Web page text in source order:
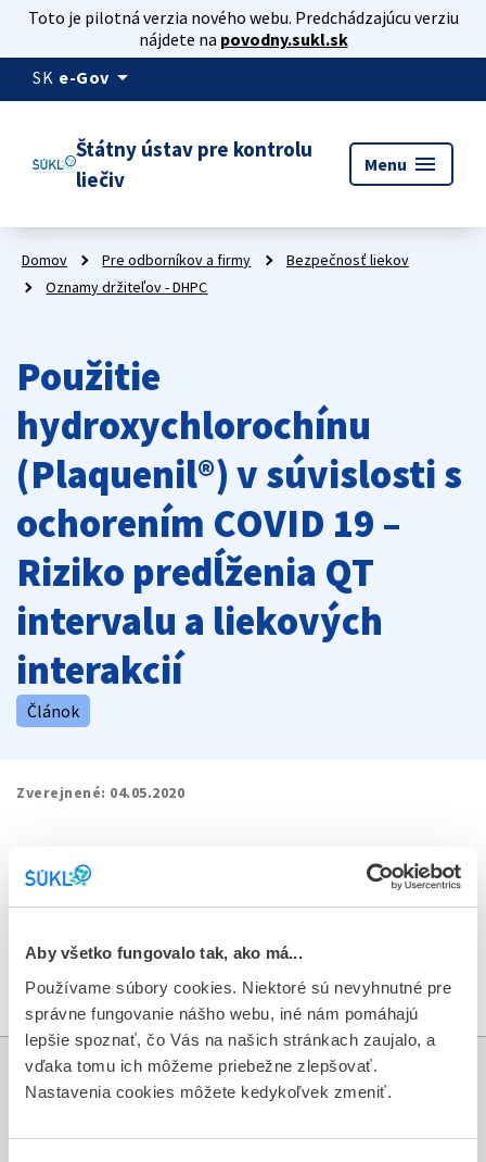
Aby všetko fungovalo tak, ako má...
Používame súbory cookies. Niektoré sú nevyhnutné pre
správne fungovanie nášho webu, iné nám pomáhajú
lepšie spoznať, čo Vás na našich stránkach zaujalo, a
vďaka tomu ich môžeme priebežne zlepšovať.
Nastavenia cookies môžete kedykoľvek zmeniť.
Toto je pilotná verzia nového webu. Predchádzajúcu verziu
nájdete na povodny.sukl.sk
SK e-Gov arrow_drop_down
Štátny ústav pre kontrolu
liečiv
Menu menu
Domov Pre odborníkov a firmy
Bezpečnosť liekov
Oznamy držiteľov - DHPC
Použitie
hydroxychlorochínu
(Plaquenil®) v súvislosti s
ochorením COVID 19 –
Riziko predĺženia QT
intervalu a liekových
interakcií
Článok
Zverejnené: 04.05.2020
Dokumenty na stiahnutie
Stiahnuť dokumentdownload
Informácie